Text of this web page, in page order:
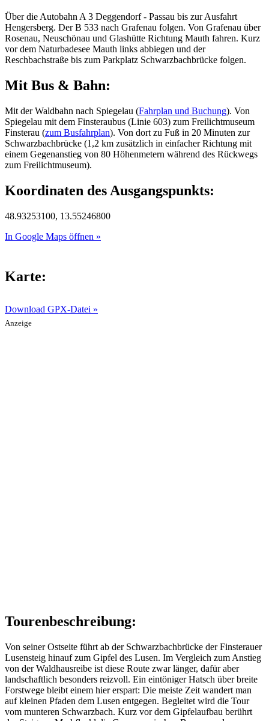
Über die Autobahn A 3 Deggendorf - Passau bis zur Ausfahrt
Hengersberg. Der B 533 nach Grafenau folgen. Von Grafenau über
Rosenau, Neuschönau und Glashütte Richtung Mauth fahren. Kurz
vor dem Naturbadesee Mauth links abbiegen und der
Reschbachstraße bis zum Parkplatz Schwarzbachbrücke folgen.
Mit Bus & Bahn:
Mit der Waldbahn nach Spiegelau (Fahrplan und Buchung). Von
Spiegelau mit dem Finsteraubus (Linie 603) zum Freilichtmuseum
Finsterau (zum Busfahrplan). Von dort zu Fuß in 20 Minuten zur
Schwarzbachbrücke (1,2 km zusätzlich in einfacher Richtung mit
einem Gegenanstieg von 80 Höhenmetern während des Rückwegs
zum Freilichtmuseum).
Koordinaten des Ausgangspunkts:
48.93253100, 13.55246800
In Google Maps öffnen »
Karte:
Download GPX-Datei »
Anzeige
Tourenbeschreibung:
Von seiner Ostseite führt ab der Schwarzbachbrücke der Finsterauer
Lusensteig hinauf zum Gipfel des Lusen. Im Vergleich zum Anstieg
von der Waldhausreibe ist diese Route zwar länger, dafür aber
landschaftlich besonders reizvoll. Ein eintöniger Hatsch über breite
Forstwege bleibt einem hier erspart: Die meiste Zeit wandert man
auf kleinen Pfaden dem Lusen entgegen. Begleitet wird die Tour
vom munteren Schwarzbach. Kurz vor dem Gipfelaufbau berührt